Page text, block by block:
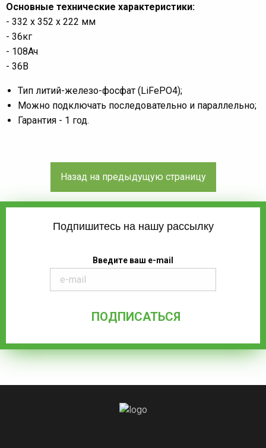
Основные технические характеристики:
- 332 х 352 х 222 мм
- 36кг
- 108Ач
- 36В
Тип литий-железо-фосфат (LiFePO4);
Можно подключать последовательно и параллельно;
Гарантия - 1 год.
Подпишитесь на нашу рассылку
Введите ваш e-mail